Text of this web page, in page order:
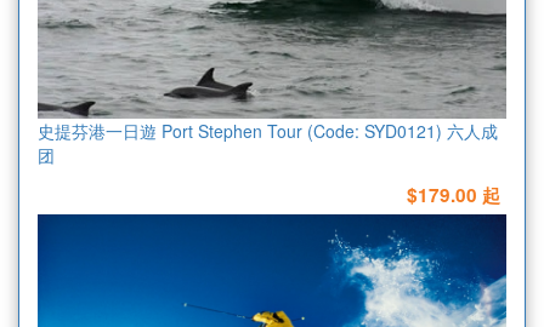
史提芬港一日遊 Port Stephen Tour (Code: SYD0121) 六人成
团
$179.00 起